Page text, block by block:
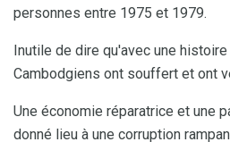
personnes entre 1975 et 1979.
Inutile de dire qu'avec une
Cambodgiens ont souffert et ont
Une économie réparatrice et une
donné lieu à une corruption